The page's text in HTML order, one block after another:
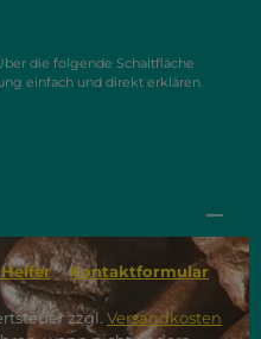
die folgende Schaltfläche
einfach und direkt erklären.
Kontaktformular
zzgl. Versandkosten